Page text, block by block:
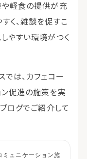
や軽食の提供が充
く、雑談を促すこ
やすい環境がつく
では、カフェコー
ン促進の施策を実
ログでご紹介して
ミュニケーション施